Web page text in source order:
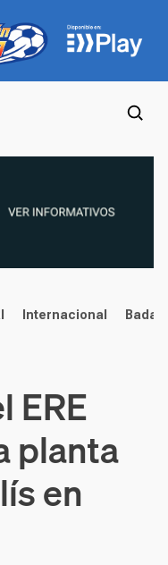
Internacional
ERE
planta
en